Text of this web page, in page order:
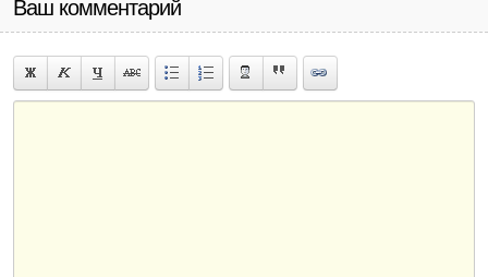
Ваш комментарий